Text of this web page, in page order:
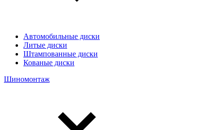
Автомобильные диски
Литые диски
Штампованные диски
Кованые диски
Шиномонтаж